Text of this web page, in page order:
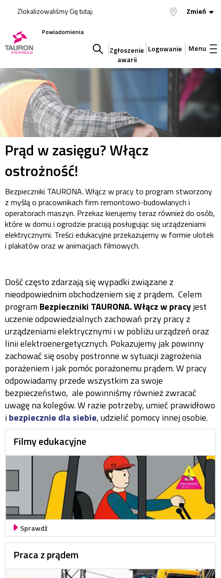
Zlokalizowaliśmy Cię tutaj: Zmień
Powiadomienia
Szukaj
serwisie
Zgłoszenie
awarii
Logowanie Menu
Prąd w zasięgu? Włącz
ostrożność!
Bezpieczniki TAURONA. Włącz w pracy to program stworzony
z myślą o pracownikach firm remontowo-budowlanych i
operatorach maszyn. Przekaz kierujemy teraz również do osób,
które w domu i ogrodzie pracują posługując się urządzeniami
elektrycznymi. Treści edukacyjne przekazujemy w formie ulotek
i plakatów oraz w animacjach filmowych.
Dość często zdarzają się wypadki związane z
nieodpowiednim obchodzeniem się z prądem. Celem
programBezpieczniki TAURONA. Włącz w pracyjest
uczenie odpowiedzialnych zachowań przy pracy z
urządzeniami elektrycznymi i w pobliżu urządzeń oraz
linii elektroenergetycznych. Pokazujemy jak powinny
zachować się osoby postronne w sytuacji zagrożenia
porażeniem i jak pomóc porażonemu prądem. W pracy
odpowiadamy przede wszystkim za swoje
bezpieczeństwo, ale powinniśmy również zwracać
uwagę na kolegów. W razie potrzeby, umieć prawidłowo
ibezpiecznie dla siebie, udzielić pomocy innej osobie.
Filmy edukacyjne
Sprawdź
Praca z prądem